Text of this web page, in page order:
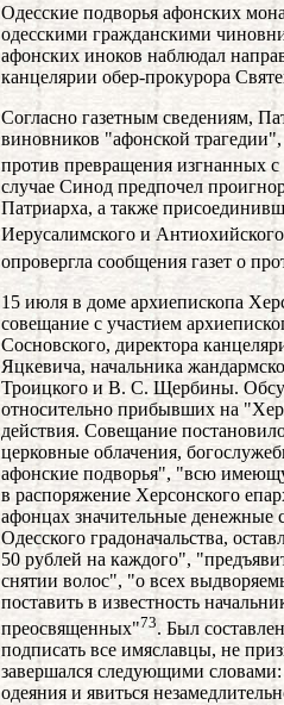
Одесские подворья афонских
одесскими гражданскими
афонских иноков наблюдал
канцелярии обер-прокурора
Согласно газетным сведениям,
виновников "афонской
против превращения изгнанных
случае Синод предпочел
Патриарха, а также
Иерусалимского и Антиохийского
опровергла сообщения газет о
15 июля в доме архиепископа
совещание с участием
Сосновского, директора
Яцкевича, начальника
Троицкого и В. С. Щербины.
относительно прибывших на
действия. Совещание
церковные облачения,
афонские подворья", "всю
в распоряжение Херсонского
афонцах значительные денежные
Одесского градоначальства,
50 рублей на каждого",
снятии волос", "о всех
поставить в известность
преосвященных"73. Был
подписать все имяславцы, не
завершался следующими
одеяния и явиться